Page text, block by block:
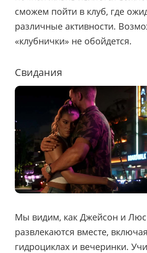
сможем пойти в клуб, где
различные активности.
«клубнички» не обойдется.
Свидания
Мы видим, как Джейсон и
развлекаются вместе,
гидроциклах и вечеринки.